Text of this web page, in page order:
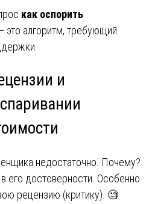
как оспорить
это алгоритм, требующий
и
недостаточно. Почему?
его достоверности. Особенно
рецензию (критику). 🧐